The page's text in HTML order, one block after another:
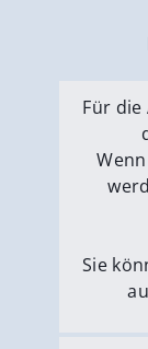
Für die
Sie